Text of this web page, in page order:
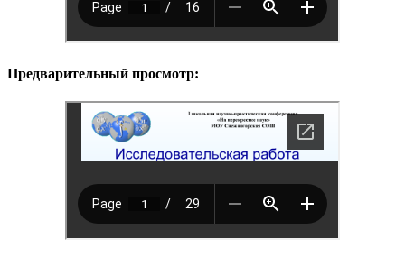
Предварительный просмотр: